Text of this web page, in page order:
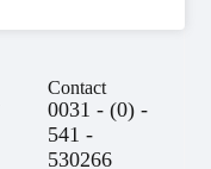
Contact
0031 - (0) -
541 -
530266